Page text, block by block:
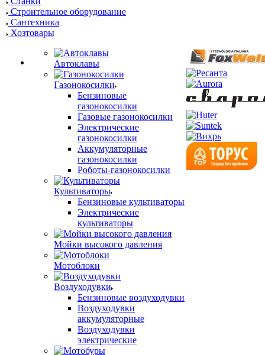
Строительное оборудование
Сантехника
Хозтовары
Автоклавы
Газонокосилки
Бензиновые
газонокосилки
Газовые газонокосилки
Электрические
газонокосилки
Аккумуляторные
газонокосилки
Роботы-газонокосилки
Культиваторы
Бензиновые культиваторы
Электрические
культиваторы
Мойки высокого давления
Мотоблоки
Воздуходувки
Бензиновые воздуходувки
Воздуходувки
аккумуляторные
Воздуходувки
электрические